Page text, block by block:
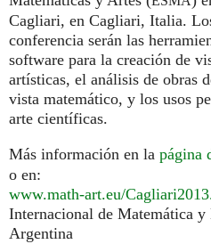
Cagliari, en Cagliari, Italia.
conferencia serán las
software para la creación de
artísticas, el análisis de obras
vista matemático, y los usos
arte científicas.
Más información en la página
o en:
www.math-art.eu/
Internacional de Matemática y
Argentina